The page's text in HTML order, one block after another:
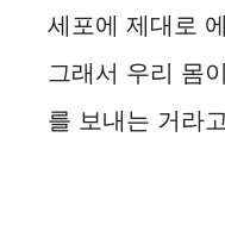
세포에 제대로
그래서 우리 몸
를 보내는 거라